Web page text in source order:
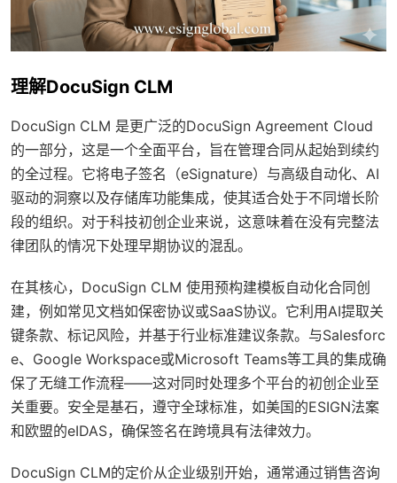
理解DocuSign CLM
DocuSign CLM 是更广泛的DocuSign Agreement Cloud
的一部分，这是一个全面平台，旨在管理合同从起始到续约
的全过程。它将电子签名（eSignature）与高级自动化、AI
驱动的洞察以及存储库功能集成，使其适合处于不同增长阶
段的组织。对于科技初创企业来说，这意味着在没有完整法
律团队的情况下处理早期协议的混乱。
在其核心，DocuSign CLM 使用预构建模板自动化合同创
建，例如常见文档如保密协议或SaaS协议。它利用AI提取关
键条款、标记风险，并基于行业标准建议条款。与Salesforc
e、Google Workspace或Microsoft Teams等工具的集成确
保了无缝工作流程——这对同时处理多个平台的初创企业至
关重要。安全是基石，遵守全球标准，如美国的ESIGN法案
和欧盟的eIDAS，确保签名在跨境具有法律效力。
DocuSign CLM的定价从企业级别开始，通常通过销售咨询